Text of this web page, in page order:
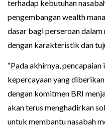
terhadap kebutuhan
pengembangan wealth
dasar bagi perseroan
dengan karakteristik dan
“Pada akhirnya,
kepercayaan yang
dengan komitmen BRI
akan terus menghadirkan
untuk membantu nasabah